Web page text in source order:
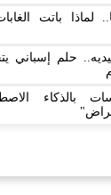
لماذا باتت
حلم
بالذكاء